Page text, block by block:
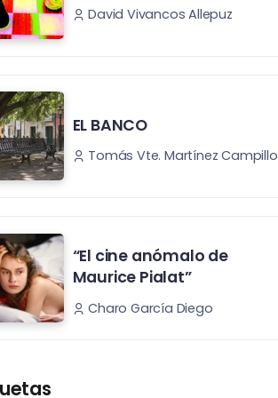
David Vivancos Allepuz
EL BANCO
Tomás Vte. Martínez Campillo
“El cine anómalo de
Maurice Pialat”
Charo García Diego